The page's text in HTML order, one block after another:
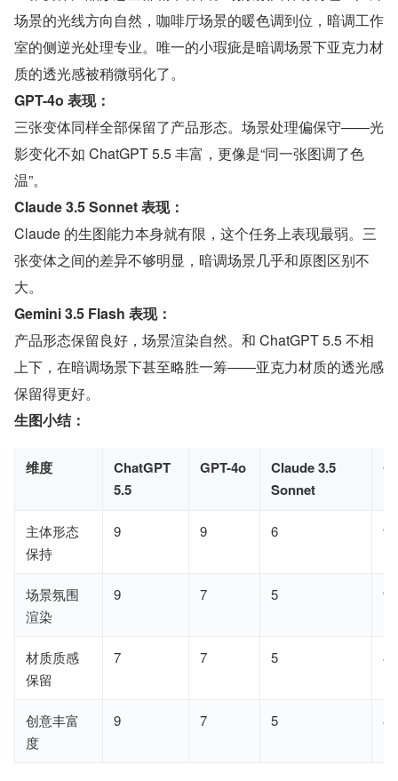
场景的光线方向自然，咖啡厅场景的暖色调到位，暗调工作
室的侧逆光处理专业。唯一的小瑕疵是暗调场景下亚克力材
质的透光感被稍微弱化了。
GPT-4o 表现：
三张变体同样全部保留了产品形态。场景处理偏保守——光
影变化不如 ChatGPT 5.5 丰富，更像是“同一张图调了色
温”。
Claude 3.5 Sonnet 表现：
Claude 的生图能力本身就有限，这个任务上表现最弱。三
张变体之间的差异不够明显，暗调场景几乎和原图区别不
大。
Gemini 3.5 Flash 表现：
产品形态保留良好，场景渲染自然。和 ChatGPT 5.5 不相
上下，在暗调场景下甚至略胜一筹——亚克力材质的透光感
保留得更好。
生图小结：
维度
ChatGPT
5.5
GPT-4o
Claude 3.5
Sonnet
主体形态
保持
9 9 6 9
场景氛围
渲染
9 7 5 9
材质质感
保留
7 7 5 8
创意丰富
度
9 7 5 8